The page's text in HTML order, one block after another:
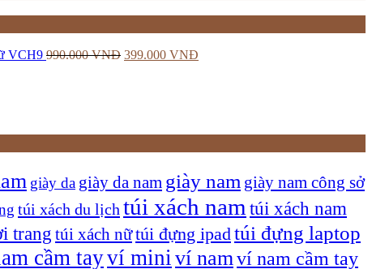
VCH9 990.000VNĐ 399.000 VNĐ
giày da giày da nam giày nam giày nam công sở
túi xách du lịch túi xách nam túi xách nam
trang túi xách nữtúi đựng ipadtúi đựng laptop
cầm tayví mini ví namví nam cầm tay